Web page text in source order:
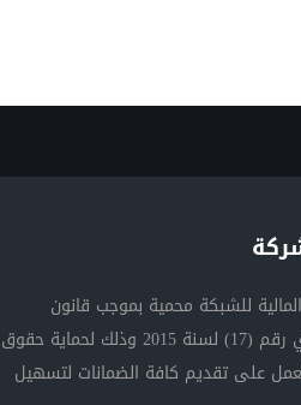
للشبكة محمية بموجب قانون
الاستثمار المصري رقم (17) لسنة 2015 وذلك لحماية حقوق
على تقديم كافة الضمانات لتسهيل